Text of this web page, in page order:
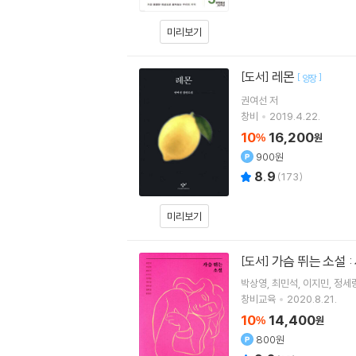
미리보기
미리보기
[도서] 레몬 [ 양장]
권여선 저
창비
2019.4.22.
10% 16,200원
900원
8.9 (173)
[도서] 가슴 뛰는 소설
박상영 최민석 이지민 정세
창비교육
2020.8.21.
10% 14,400원
800원